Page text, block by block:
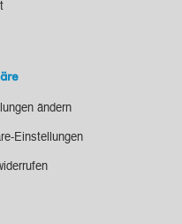
ändern
Einstellungen